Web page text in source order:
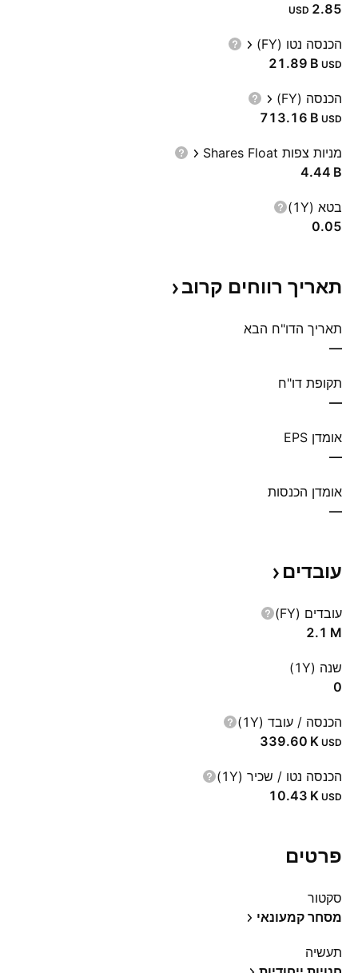
2.85
USD
הכנסה נטו (FY)
‪21.89 B‬ USD
הכנסה (FY)
‪713.16 B‬ USD
מניות צפות Shares Float
‪4.44 B‬
בטא (1Y)
0.05
תאריך רווחים קרוב
תאריך הדו"ח הבא
—
תקופת דו"ח
—
אומדן EPS
—
אומדן הכנסות
—
עובדים
עובדים (FY)
‪2.1 M‬
שנה (1Y)
0
הכנסה / עובד (1Y)
‪339.60 K‬ USD
הכנסה נטו / שכיר (1Y)
‪10.43 K‬ USD
פרטים
סקטור
מסחר קמעונאי
תעשיה